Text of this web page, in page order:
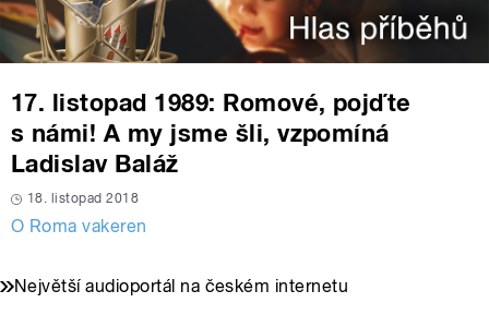
17. listopad 1989: Romové, pojďte
s námi! A my jsme šli, vzpomíná
Ladislav Baláž
18. listopad 2018
O Roma vakeren
Největší audioportál na českém internetu